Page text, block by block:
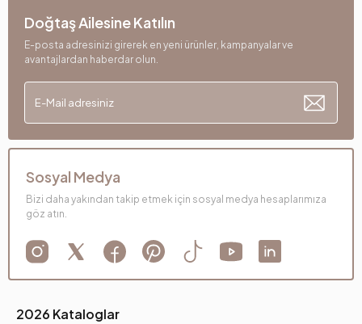
2026 Kataloglar
Doğtaş Ailesine Katılın
E-posta adresinizi girerek en yeni ürünler, kampanyalar ve
avantajlardan haberdar olun.
Sosyal Medya
Bizi daha yakından takip etmek için sosyal medya hesaplarımıza
göz atın.